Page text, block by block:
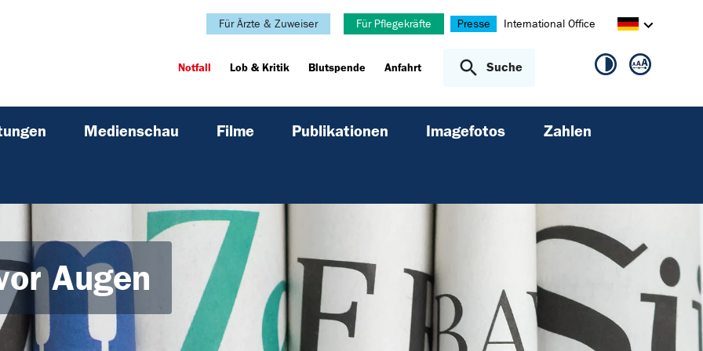
Für Ärzte & Zuweiser Für Pflegekräfte Presse International Office
Notfall Lob & Kritik Blutspende Anfahrt Suche
Medienschau Filme Publikationen Imagefotos Zahlen
Augen